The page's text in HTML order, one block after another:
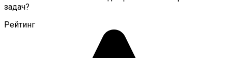
задач?
Рейтинг